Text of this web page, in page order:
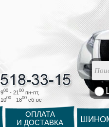
900 - 21 00 пн-пт,
1000 - 1800 cб-вс
ОПЛАТА
И ДОСТАВКА